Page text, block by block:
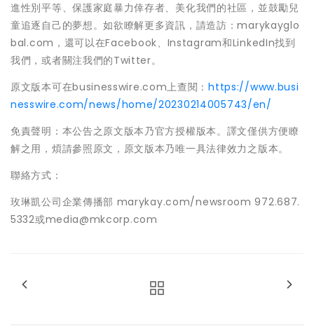
進性別平等、保護家庭暴力倖存者、美化我們的社區，並鼓勵兒
童追逐自己的夢想。如欲瞭解更多資訊，請造訪：marykayglo
bal.com，還可以在Facebook、Instagram和LinkedIn找到
我們，或者關注我們的Twitter。
原文版本可在businesswire.com上查閱：https://www.busi
nesswire.com/news/home/20230214005743/en/
免責聲明：本公告之原文版本乃官方授權版本。譯文僅供方便瞭
解之用，煩請參照原文，原文版本乃唯一具法律效力之版本。
聯絡方式：
玫琳凱公司企業傳播部 marykay.com/newsroom 972.687.
5332或media@mkcorp.com